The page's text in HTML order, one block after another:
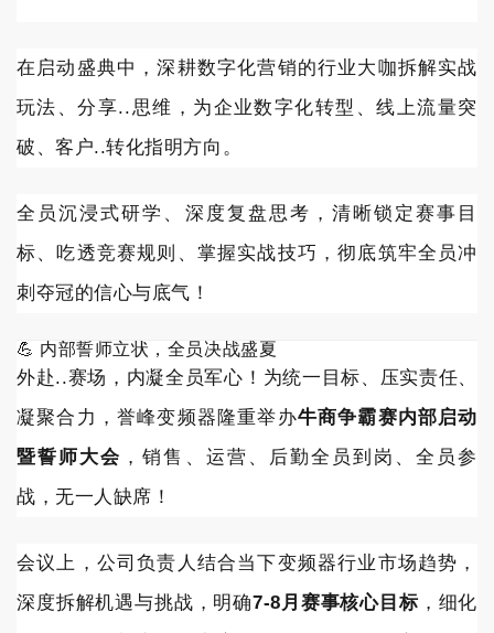
在启动盛典中，深耕数字化营销的行业大咖拆解实战
玩法、分享..思维，为企业数字化转型、线上流量突
破、客户..转化指明方向。
全员沉浸式研学、深度复盘思考，清晰锁定赛事目
标、吃透竞赛规则、掌握实战技巧，彻底筑牢全员冲
刺夺冠的信心与底气！
💪 内部誓师立状，全员决战盛夏
外赴..赛场，内凝全员军心！为统一目标、压实责任、
凝聚合力，誉峰变频器隆重举办牛商争霸赛内部启动
暨誓师大会 ，销售、运营、后勤全员到岗、全员参
战，无一人缺席！
会议上，公司负责人结合当下变频器行业市场趋势，
深度拆解机遇与挑战，明确7-8月赛事核心目标，细化